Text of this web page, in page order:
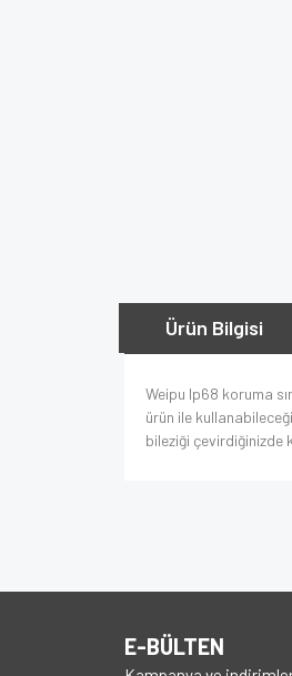
Ürün Bilgisi
Weipu Ip68 koruma
ürün ile
bileziği çevirdiğinizde
E-BÜLTEN